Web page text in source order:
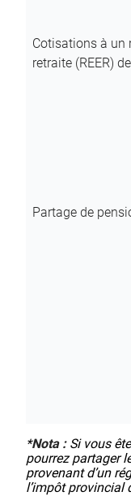
Cotisations à un
retraite (REER)
Partage de
*Nota :Si vous
pourrez partager
provenant d’un
l’impôt provincial